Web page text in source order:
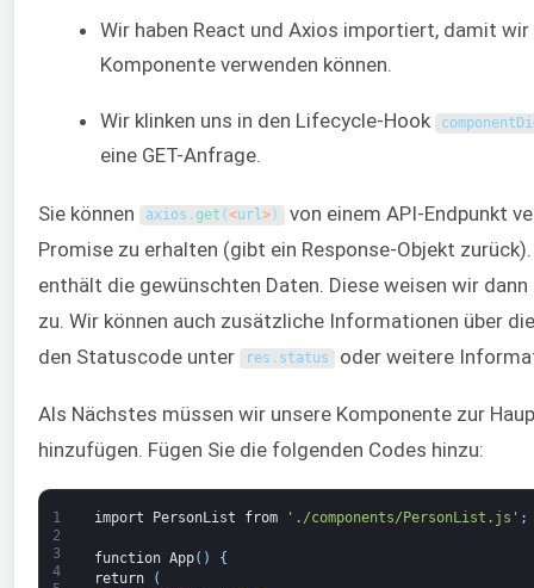
Wir haben React und Axios importiert, damit wir
Komponente verwenden können.
Wir klinken uns in den Lifecycle-Hook
eine GET-Anfrage.
Sie können axios .get (<url>) von einem API-Endpunkt
Promise zu erhalten (gibt ein Response-Objekt
enthält die gewünschten Daten. Diese weisen wir
zu. Wir können auch zusätzliche Informationen über
den Statuscode unter
res . status oder weitere
Als Nächstes müssen wir unsere Komponente zur
hinzufügen. Fügen Sie die folgenden Codes hinzu:
1
2
3
4
import PersonList from './components/PersonList.js' ;
function App( )
{
return
(